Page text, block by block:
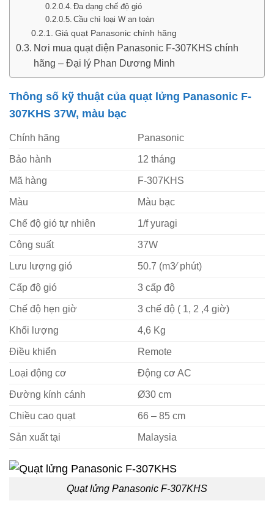
Đa dạng chế độ gió
Cầu chì loại W an toàn
Giá quạt Panasonic chính hãng
Nơi mua quạt điện Panasonic F-307KHS chính
hãng – Đại lý Phan Dương Minh
Thông số kỹ thuật của quạt lửng Panasonic F-
307KHS 37W, màu bạc
Chính hãng Panasonic
Bảo hành 12 tháng
Mã hàng F-307KHS
Màu Màu bạc
Chế độ gió tự nhiên 1/f yuragi
Công suất 37W
Lưu lượng gió 50.7 (m3⁄ phút)
Cấp độ gió 3 cấp độ
Chế độ hẹn giờ 3 chế độ ( 1, 2 ,4 giờ)
Khối lượng 4,6 Kg
Điều khiển Remote
Loại động cơ Động cơ AC
Đường kính cánh Ø30 cm
Chiều cao quạt 66 – 85 cm
Sản xuất tại Malaysia
Quạt lửng Panasonic F-307KHS